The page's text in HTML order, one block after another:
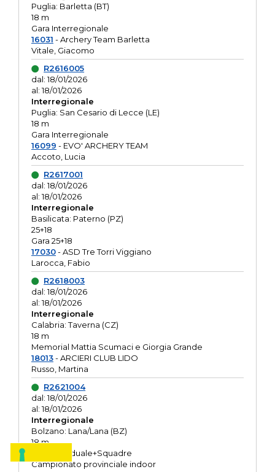
Puglia: Barletta (BT)
18 m
Gara Interregionale
16031 - Archery Team Barletta
Vitale, Giacomo
R2616005
dal: 18/01/2026
al: 18/01/2026
Interregionale
Puglia: San Cesario di Lecce (LE)
18 m
Gara Interregionale
16099 - EVO' ARCHERY TEAM
Accoto, Lucia
R2617001
dal: 18/01/2026
al: 18/01/2026
Interregionale
Basilicata: Paterno (PZ)
25+18
Gara 25+18
17030- ASD Tre Torri Viggiano
Larocca, Fabio
R2618003
dal: 18/01/2026
al: 18/01/2026
Interregionale
Calabria: Taverna (CZ)
18 m
Memorial Mattia Scumaci e Giorgia Grande
18013- ARCIERI CLUB LIDO
Russo, Martina
R2621004
dal: 18/01/2026
al: 18/01/2026
Interregionale
Bolzano: Lana/Lana (BZ)
18 m
O.R. Individuale+Squadre
Campionato provinciale indoor